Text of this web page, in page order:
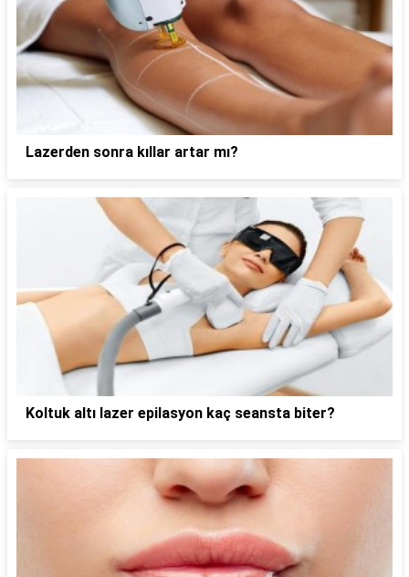
Lazerden sonra kıllar artar mı?
Koltuk altı lazer epilasyon kaç seansta biter?